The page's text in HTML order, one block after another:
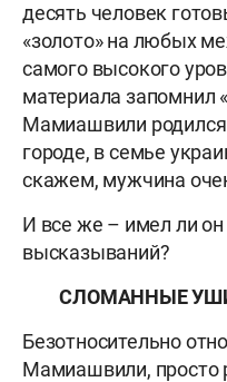
десять человек
«золото» на любых
самого высокого
материала запомнил
Мамиашвили
городе, в семье
скажем, мужчина
И все же – имел ли
высказываний?
СЛОМАННЫЕ
Безотносительно
Мамиашвили, просто